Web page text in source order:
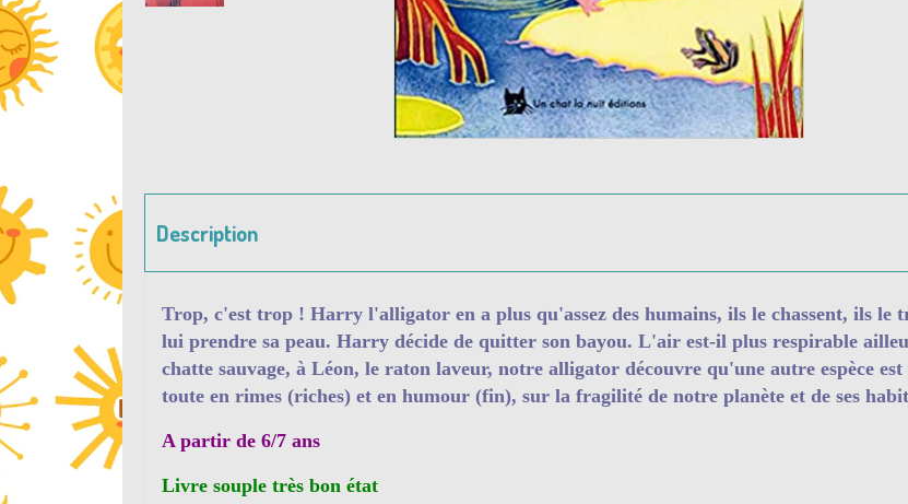
Description
Trop, c'est trop ! Harry l'alligator en a plus qu'assez des humains, ils le chassent, ils
lui prendre sa peau. Harry décide de quitter son bayou. L'air est-il plus respirable
chatte sauvage, à Léon, le raton laveur, notre alligator découvre qu'une autre espèce
toute en rimes (riches) et en humour (fin), sur la fragilité de notre planète et de ses
A partir de 6/7 ans
Livre souple très bon état